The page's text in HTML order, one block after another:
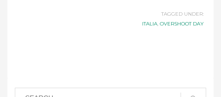
TAGGED UNDER:
ITALIA, OVERSHOOT DAY